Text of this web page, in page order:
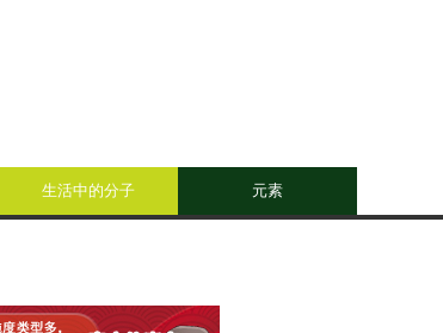
生活中的分子 元素